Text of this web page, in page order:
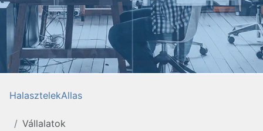
HalasztelekAllas
Vállalatok